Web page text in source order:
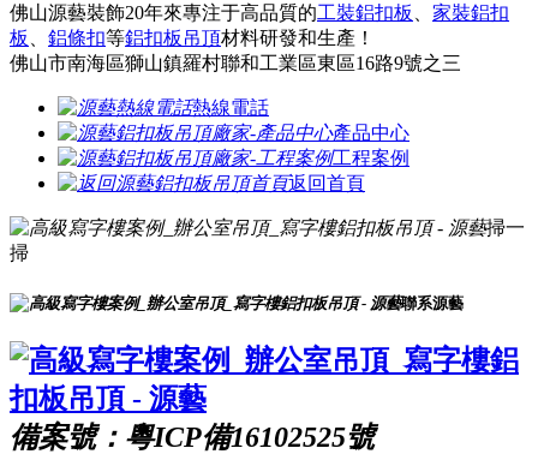
佛山源藝裝飾20年來專注于高品質的工裝鋁扣板
家裝鋁扣
板
鋁條扣等鋁扣板吊頂材料研發和生產！
佛山市南海區獅山鎮羅村聯和工業區東區16路9號之三
熱線電話
產品中心
工程案例
返回首頁
掃一
掃
聯系源藝
備案號：粵ICP備16102525號